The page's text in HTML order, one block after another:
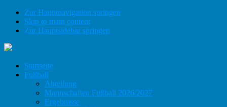
Zur Hauptnavigation springen
Skip to main content
Zur Hauptsidebar springen
Startseite
Fußball
Abteilung
Mannschaften Fußball 2026/2027
Ergebnisse